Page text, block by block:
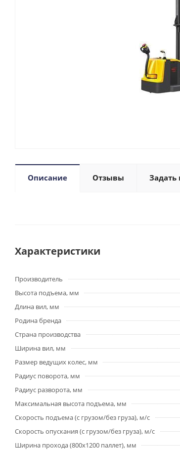
Описание Отзывы Задать
Характеристики
Производитель
Высота подъема, мм
Длина вил, мм
Родина бренда
Страна производства
Ширина вил, мм
Размер ведущих колес, мм
Радиус поворота, мм
Радиус разворота, мм
Максимальная высота подъема, мм
Скорость подъема (с грузом/без груза), м/с
Скорость опускания (с грузом/без груза), м/с
Ширина прохода (800х1200 паллет), мм